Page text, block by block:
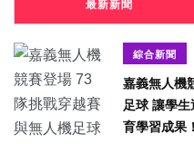
最新新聞
綜合新聞
嘉義無人機
足球 讓學
育學習成果！